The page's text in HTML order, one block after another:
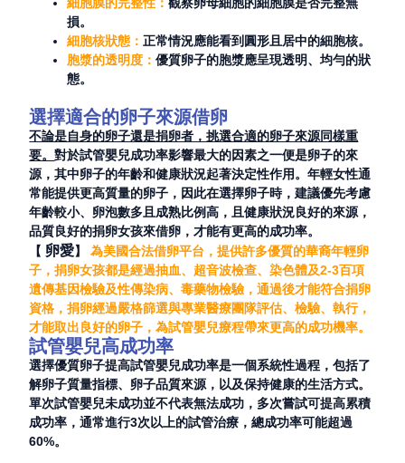
損。
細胞核狀態：正常情況應能看到圓形且居中的細胞核。
胞漿的透明度：優質卵子的胞漿應呈現透明、均勻的狀
態。
選擇適合的卵子來源借卵
不論是自身的卵子還是捐卵者，挑選合適的卵子來源同樣重
要。對於試管嬰兒成功率影響最大的因素之一便是卵子的來
源，其中卵子的年齡和健康狀況起著決定性作用。年輕女性通
常能提供更高質量的卵子，因此在選擇卵子時，建議優先考慮
年齡較小、卵泡數多且成熟比例高，且健康狀況良好的來源，
品質良好的捐卵女孩來借卵，才能有更高的成功率。
【 卵愛】為美國合法借卵平台，提供許多優質的華裔年輕卵
子，捐卵女孩都是經過抽血、超音波檢查、染色體及2-3百項
遺傳基因檢驗及性傳染病、毒藥物檢驗，通過後才能符合捐卵
資格，捐卵經過嚴格篩選與專業醫療團隊評估、檢驗、執行，
才能取出良好的卵子，為試管嬰兒療程帶來更高的成功機率。
試管嬰兒高成功率
選擇優質卵子提高試管嬰兒成功率是一個系統性過程，包括了
解卵子質量指標、卵子品質來源，以及保持健康的生活方式。
單次試管嬰兒未成功並不代表無法成功，多次嘗試可提高累積
成功率，通常進行3次以上的試管治療，總成功率可能超過
60%。